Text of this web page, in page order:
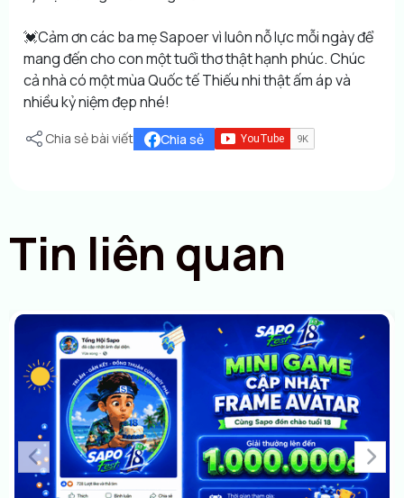
💓Cảm ơn các ba mẹ Sapoer vì luôn nỗ lực mỗi ngày để
mang đến cho con một tuổi thơ thật hạnh phúc. Chúc
cả nhà có một mùa Quốc tế Thiếu nhi thật ấm áp và
nhiều kỷ niệm đẹp nhé!
Chia sẻ bài viết Chia sẻ
Tin liên quan